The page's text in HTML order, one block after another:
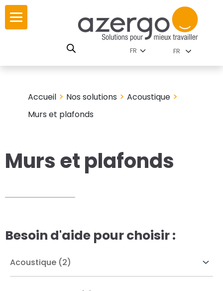
Skip
content
par famille
travail
solutions...
Vie
FR
Accueil> Nos solutions > Acoustique>
Murs et plafonds
Murs et plafonds
Besoin d'aide pour choisir :